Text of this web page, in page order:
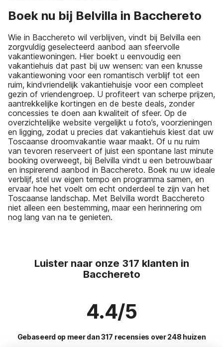
Boek nu bij Belvilla in Bacchereto
Wie in Bacchereto wil verblijven, vindt bij Belvilla een
zorgvuldig geselecteerd aanbod aan sfeervolle
vakantiewoningen. Hier boekt u eenvoudig een
vakantiehuis dat past bij uw wensen: van een knusse
vakantiewoning voor een romantisch verblijf tot een
ruim, kindvriendelijk vakantiehuisje voor een compleet
gezin of vriendengroep. U profiteert van scherpe prijzen,
aantrekkelijke kortingen en de beste deals, zonder
concessies te doen aan kwaliteit of sfeer. Op de
overzichtelijke website vergelijkt u foto’s, voorzieningen
en ligging, zodat u precies dat vakantiehuis kiest dat uw
Toscaanse droomvakantie waar maakt. Of u nu ruim
van tevoren reserveert of juist een spontane last minute
booking overweegt, bij Belvilla vindt u een betrouwbaar
en inspirerend aanbod in Bacchereto. Boek nu uw ideale
verblijf, stel uw eigen tempo en programma samen, en
ervaar hoe het voelt om echt onderdeel te zijn van het
Toscaanse landschap. Met Belvilla wordt Bacchereto
niet alleen een bestemming, maar een herinnering om
nog lang van na te genieten.
Luister naar onze 317 klanten in
Bacchereto
4.4/5
Gebaseerd op meer dan 317 recensies over 248 huizen